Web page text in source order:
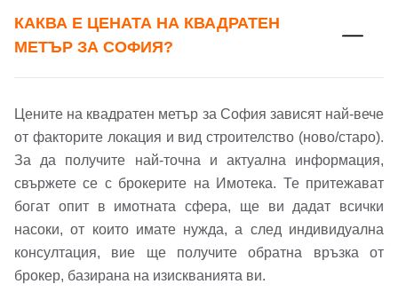
Вход като гост
или използвай профил
Вход с Google
Вход с Facebook
КАКВА Е ЦЕНАТА НА КВАДРАТЕН
МЕТЪР ЗА СОФИЯ?
Цените на квадратен метър за София зависят най-вече
от факторите локация и вид строителство (ново/старо).
За да получите най-точна и актуална информация,
свържете се с брокерите на Имотека. Те притежават
богат опит в имотната сфера, ще ви дадат всички
насоки, от които имате нужда, а след индивидуална
консултация, вие ще получите обратна връзка от
брокер, базирана на изискванията ви.